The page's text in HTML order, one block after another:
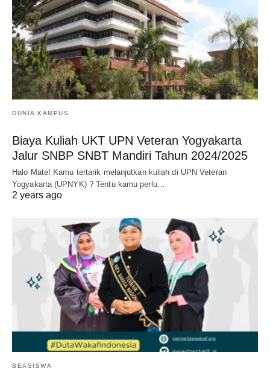
DUNIA KAMPUS
Biaya Kuliah UKT UPN Veteran Yogyakarta
Jalur SNBP SNBT Mandiri Tahun 2024/2025
Halo Mate! Kamu tertarik melanjutkan kuliah di UPN Veteran
Yogyakarta (UPNYK) ? Tentu kamu perlu…
2 years ago
BEASISWA